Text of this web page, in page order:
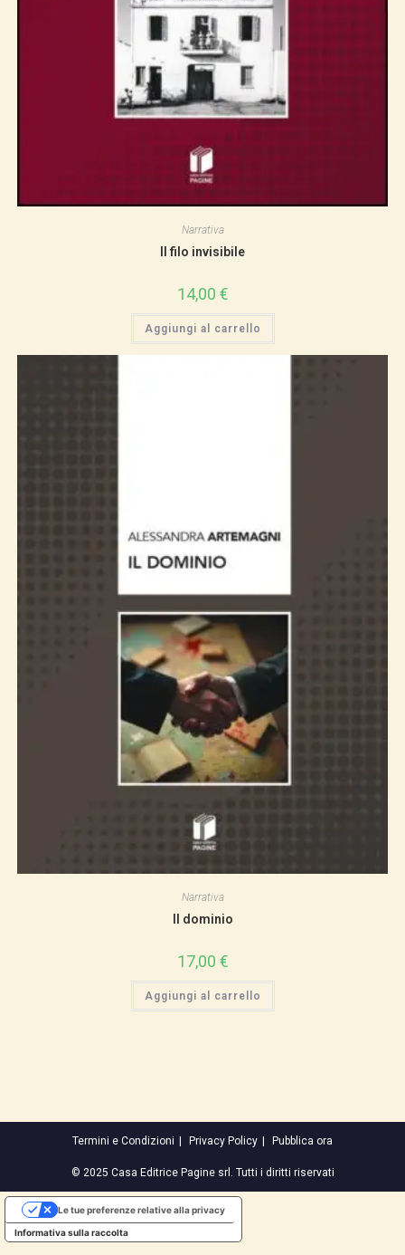
Narrativa
Il filo invisibile
14,00 €
Aggiungi al carrello
Narrativa
Il dominio
17,00 €
Aggiungi al carrello
Termini e Condizioni Privacy Policy Pubblica ora
© 2025 Casa Editrice Pagine srl. Tutti i diritti riservati
Informativa sulla raccolta
Le tue preferenze relative alla privacy